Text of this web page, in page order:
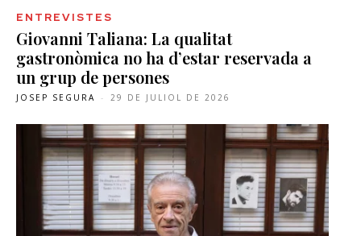
ENTREVISTES
Giovanni Taliana: La qualitat
gastronòmica no ha d’estar reservada a
un grup de persones
JOSEP SEGURA - 29 DE JULIOL DE 2026